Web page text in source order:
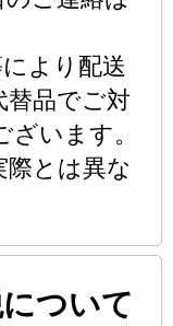
より配送
替品でご対
います。
際とは異な
ついて